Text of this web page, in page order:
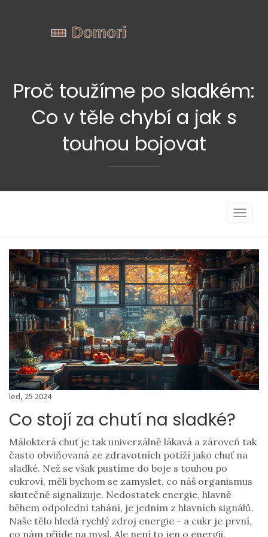
Proč toužíme po sladkém:
Co v těle chybí a jak s
touhou bojovat
led, 25 2024
Co stojí za chutí na sladké?
Málokterá chuť je tak univerzálně lákavá a zároveň tak
často obviňovaná ze zdravotních potíží jako chuť na
sladké. Než se však pustíme do boje s touhou po
cukroví, měli bychom se zamyslet, co náš organismus
skutečně signalizuje. Nedostatek energie, hlavně
během odpolední tahání, je jedním z hlavních signálů.
Naše tělo hledá rychlý zdroj energie - a cukr je první,
co nám přijde na mysl. Ale není to jen o energii.